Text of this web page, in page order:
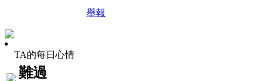
舉報
TA的每日心情
難過